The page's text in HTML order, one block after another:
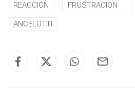
REACCIÓN FRUSTRACION
ANCELOTTI